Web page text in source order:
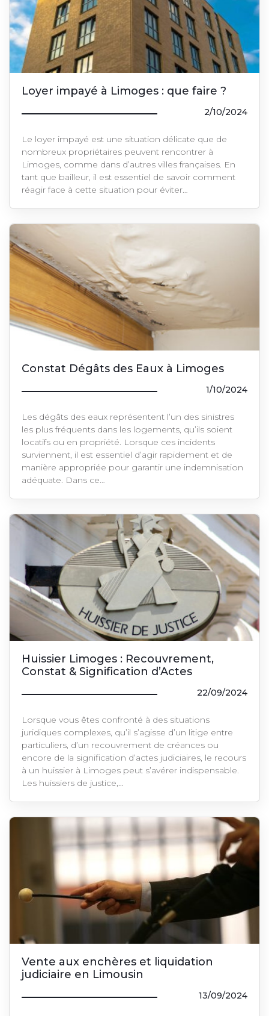
Loyer impayé à Limoges : que faire ?
2/10/2024
Le loyer impayé est une situation délicate que de
nombreux propriétaires peuvent rencontrer à
Limoges, comme dans d’autres villes françaises. En
tant que bailleur, il est essentiel de savoir comment
réagir face à cette situation pour éviter…
Constat Dégâts des Eaux à Limoges
1/10/2024
Les dégâts des eaux représentent l’un des sinistres
les plus fréquents dans les logements, qu’ils soient
locatifs ou en propriété. Lorsque ces incidents
surviennent, il est essentiel d’agir rapidement et de
manière appropriée pour garantir une indemnisation
adéquate. Dans ce…
Huissier Limoges : Recouvrement,
Constat & Signification d’Actes
22/09/2024
Lorsque vous êtes confronté à des situations
juridiques complexes, qu’il s’agisse d’un litige entre
particuliers, d’un recouvrement de créances ou
encore de la signification d’actes judiciaires, le recours
à un huissier à Limoges peut s’avérer indispensable.
Les huissiers de justice,…
Vente aux enchères et liquidation
judiciaire en Limousin
13/09/2024